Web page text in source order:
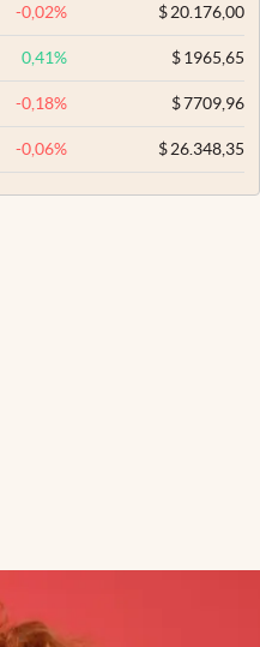
-0,02% $20.176,00
0,41% $1965,65
-0,18% $7709,96
-0,06% $26.348,35